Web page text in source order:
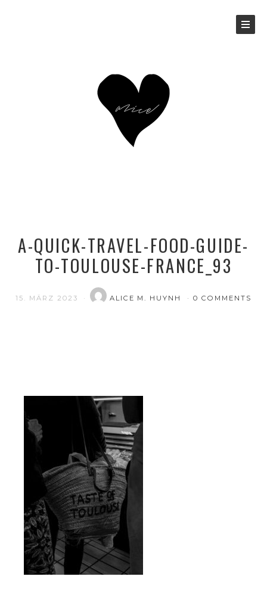
A-QUICK-TRAVEL-FOOD-GUIDE-
TO-TOULOUSE-FRANCE_93
15. MÄRZ 2023 ALICE M. HUYNH 0 COMMENTS